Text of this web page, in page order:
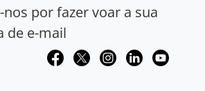
por fazer voar a sua
de e-mail